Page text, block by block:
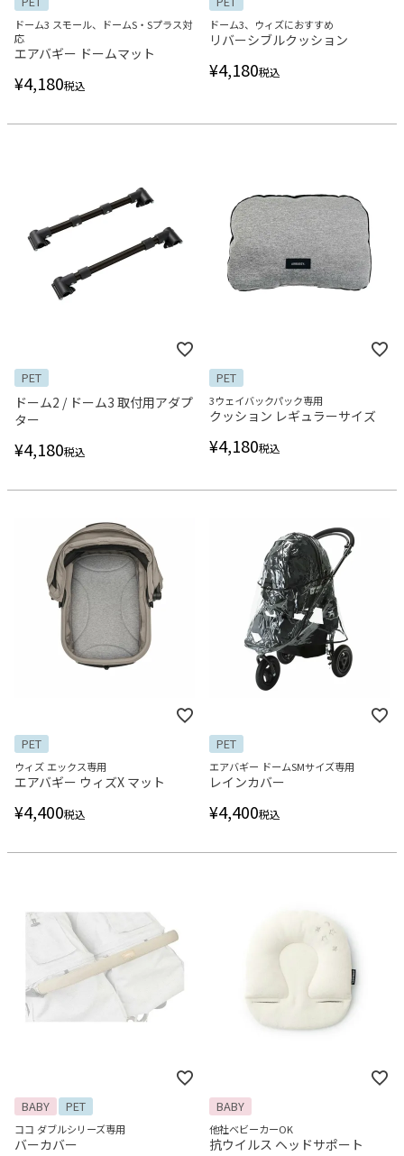
ドーム3 スモール、ドームS・Sプラス対
応
エアバギー ドームマット
¥4,180税込
ドーム3、ウィズにおすすめ
リバーシブルクッション
¥4,180税込
PET
ドーム2 / ドーム3 取付用アダプ
ター
¥4,180税込
PET
3ウェイバックパック専用
クッション レギュラーサイズ
¥4,180税込
PET
ウィズ エックス専用
エアバギー ウィズX マット
¥4,400税込
PET
エアバギー ドームSMサイズ専用
レインカバー
¥4,400税込
BABY PET
ココ ダブルシリーズ専用
バーカバー
BABY
他社ベビーカーOK
抗ウイルス ヘッドサポート